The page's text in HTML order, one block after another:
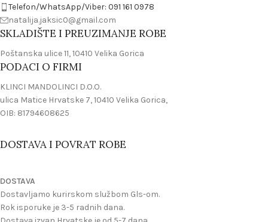
Telefon/WhatsApp/Viber: 091 161 0978
natalija.jaksic0@gmail.com
SKLADIŠTE I PREUZIMANJE ROBE
Poštanska ulice 11, 10410 Velika Gorica
PODACI O FIRMI
KLINCI MANDOLINCI D.O.O.
ulica Matice Hrvatske 7, 10410 Velika Gorica,
OIB: 81794608625
DOSTAVA I POVRAT ROBE
DOSTAVA
Dostavljamo kurirskom službom Gls-om.
Rok isporuke je 3-5 radnih dana.